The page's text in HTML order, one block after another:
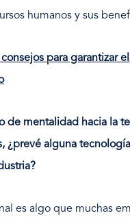
humanos y sus
consejos para garantizar
de mentalidad hacia la
¿prevé alguna
es algo que muchas